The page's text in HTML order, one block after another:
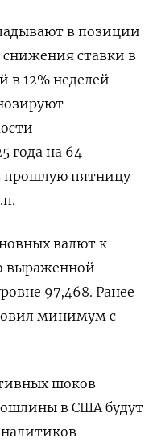
в позиции
ставки в
в 12% неделей
года на 64
прошлую пятницу
валют к
выраженной
97,468. Ранее
минимум с
шоков
в США будут